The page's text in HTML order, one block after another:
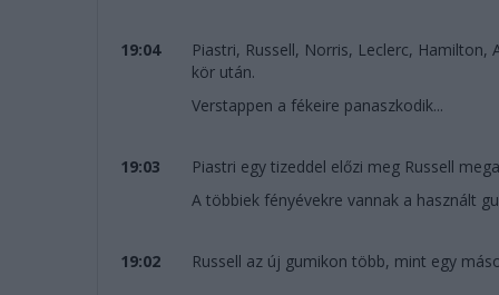
19:04
Piastri, Russell, Norris, Leclerc, Hamilton,
kör után.
Verstappen a fékeire panaszkodik...
19:03
Piastri egy tizeddel előzi meg Russell
A többiek fényévekre vannak a használt
19:02 Russell az új gumikon több, mint egy